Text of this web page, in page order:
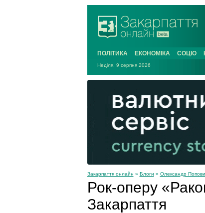
ПОЛІТИКА ЕКОНОМІКА СОЦІО
Неділя, 9 серпня 2026
Закарпаття онлайн » Блоги » Олександр
Рок-оперу
Закарпаття